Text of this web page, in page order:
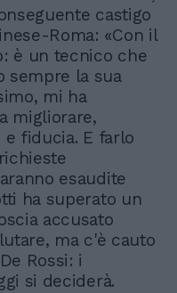
castigo
Roma: «Con il
è un tecnico che
sempre la sua
mi ha
migliorare,
fiducia. E farlo
esaudite
ha superato un
accusato
ma c'è cauto
Rossi: i
si deciderà.